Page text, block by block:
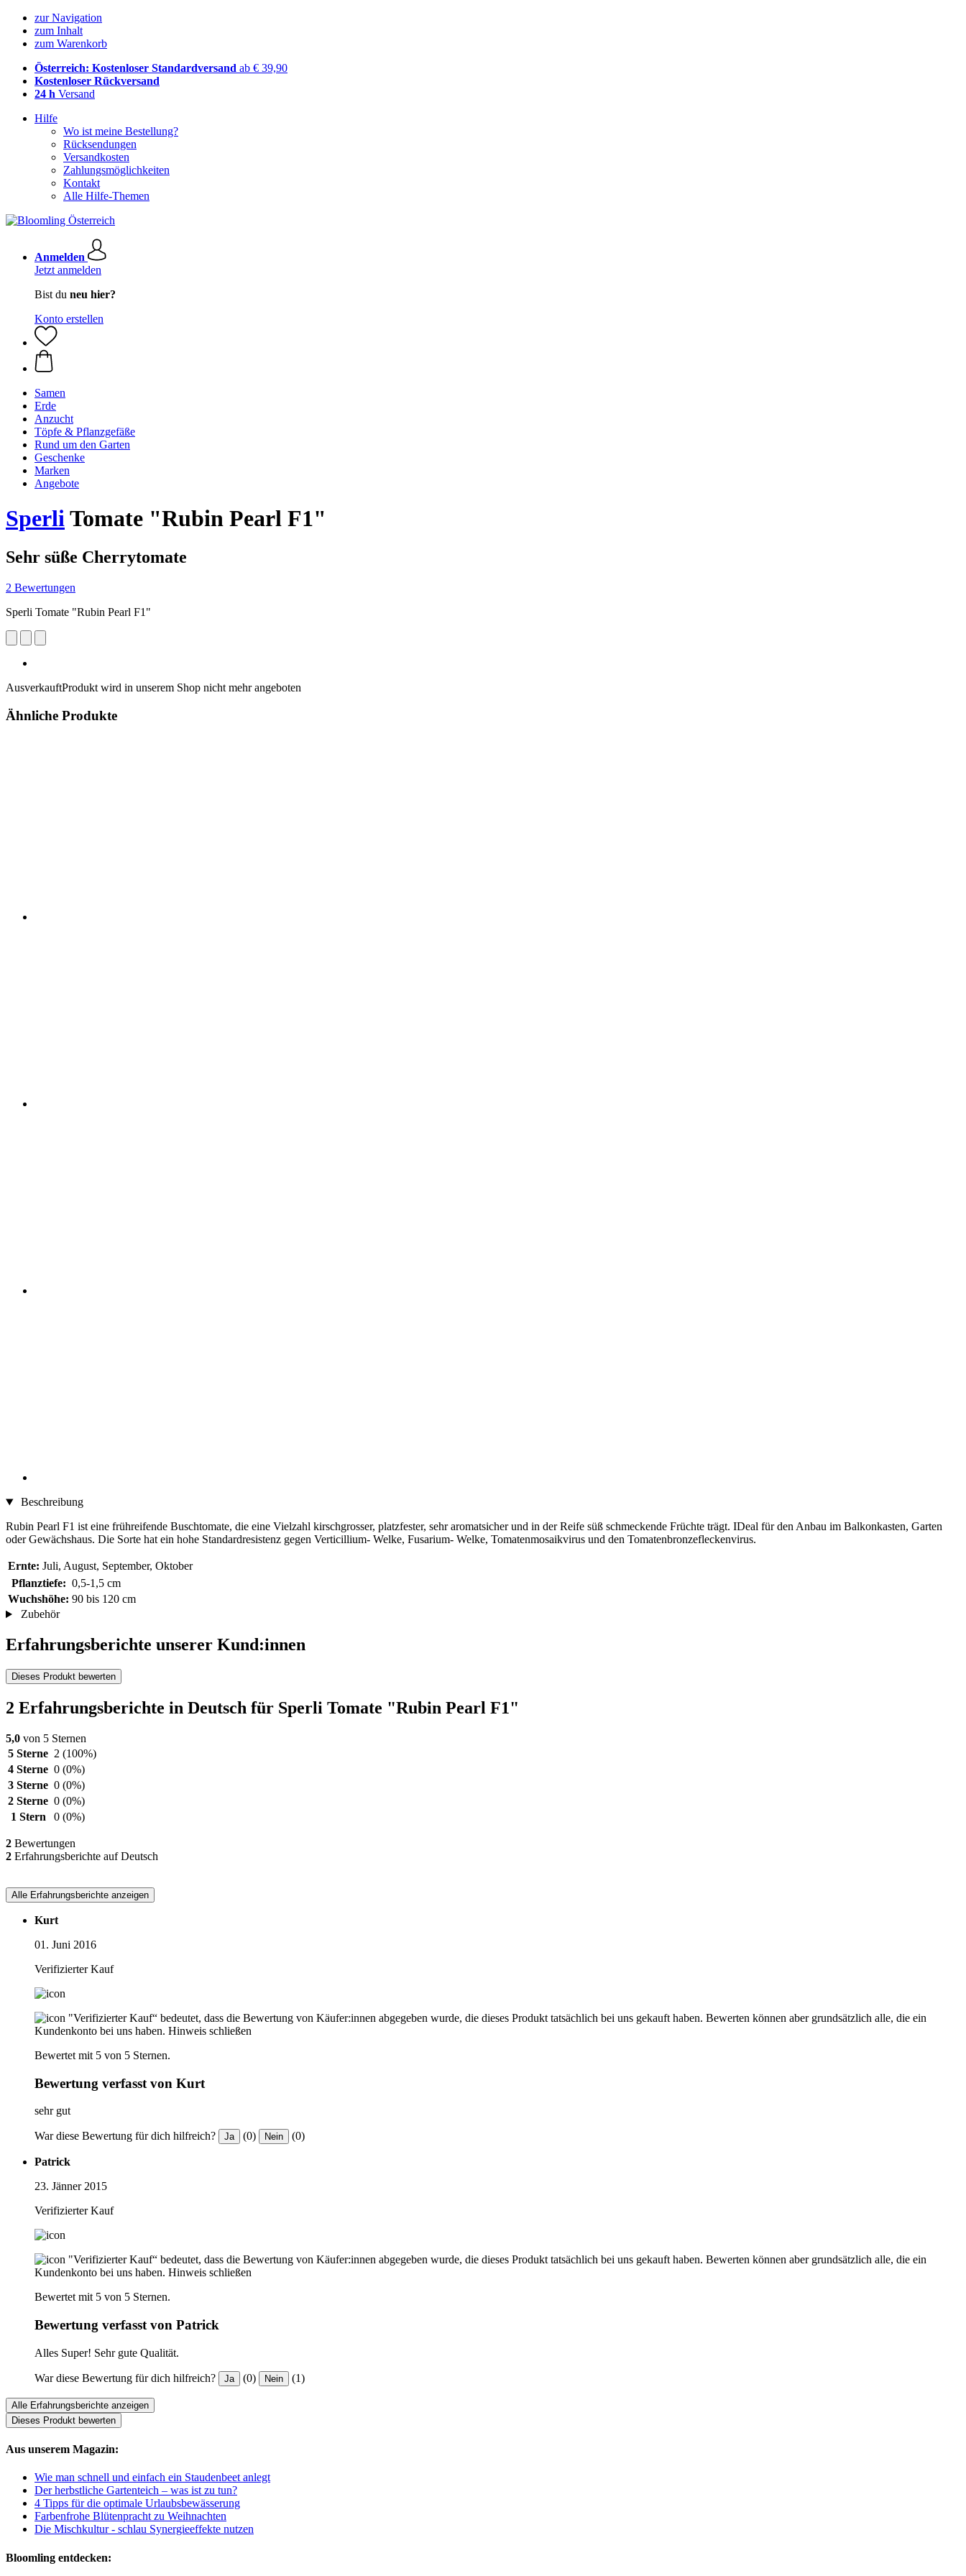
zur Navigation
zum Inhalt
zum Warenkorb
Österreich: Kostenloser Standardversand ab € 39,90
Kostenloser Rückversand
24 h Versand
Hilfe
Wo ist meine Bestellung?
Rücksendungen
Versandkosten
Zahlungsmöglichkeiten
Kontakt
Alle Hilfe-Themen
Anmelden
Jetzt anmelden
Bist du neu hier?
Konto erstellen
Samen
Erde
Anzucht
Töpfe & Pflanzgefäße
Rund um den Garten
Geschenke
Marken
Angebote
SperliTomate "Rubin Pearl F1"
Sehr süße Cherrytomate
2 Bewertungen
Sperli Tomate "Rubin Pearl F1"
AusverkauftProdukt wird in unserem Shop nicht mehr angeboten
Ähnliche Produkte
Beschreibung
Rubin Pearl F1 ist eine frühreifende Buschtomate, die eine Vielzahl kirschgrosser, platzfester, sehr aromatsicher und in der Reife süß schmeckende Früchte trägt. IDeal für den Anbau im Balkonkasten, Garten
oder Gewächshaus. Die Sorte hat ein hohe Standardresistenz gegen Verticillium- Welke, Fusarium- Welke, Tomatenmosaikvirus und den Tomatenbronzefleckenvirus.
Ernte: Juli, August, September, Oktober
Pflanztiefe: 0,5-1,5 cm
Wuchshöhe: 90 bis 120 cm
Zubehör
Erfahrungsberichte unserer Kund:innen
Dieses Produkt bewerten
2 Erfahrungsberichte in Deutsch für Sperli Tomate "Rubin Pearl F1"
5,0 von 5 Sternen
5 Sterne 2 (100%)
4 Sterne 0 (0%)
3 Sterne 0 (0%)
2 Sterne 0 (0%)
1 Stern
0 (0%)
2 Bewertungen
2 Erfahrungsberichte auf Deutsch
Alle Erfahrungsberichte anzeigen
Kurt
01. Juni 2016
Verifizierter Kauf
"Verifizierter Kauf“ bedeutet, dass die Bewertung von Käufer:innen abgegeben wurde, die dieses Produkt tatsächlich bei uns gekauft haben. Bewerten können aber grundsätzlich alle, die ein
Kundenkonto bei uns haben. Hinweis schließen
Bewertet mit 5 von 5 Sternen.
Bewertung verfasst von Kurt
sehr gut
War diese Bewertung für dich hilfreich? Ja (0) Nein (0)
Patrick
23. Jänner 2015
Verifizierter Kauf
"Verifizierter Kauf“ bedeutet, dass die Bewertung von Käufer:innen abgegeben wurde, die dieses Produkt tatsächlich bei uns gekauft haben. Bewerten können aber grundsätzlich alle, die ein
Kundenkonto bei uns haben. Hinweis schließen
Bewertet mit 5 von 5 Sternen.
Bewertung verfasst von Patrick
Alles Super! Sehr gute Qualität.
War diese Bewertung für dich hilfreich? Ja (0) Nein (1)
Alle Erfahrungsberichte anzeigen
Dieses Produkt bewerten
Aus unserem Magazin:
Wie man schnell und einfach ein Staudenbeet anlegt
Der herbstliche Gartenteich – was ist zu tun?
4 Tipps für die optimale Urlaubsbewässerung
Farbenfrohe Blütenpracht zu Weihnachten
Die Mischkultur - schlau Synergieeffekte nutzen
Bloomling entdecken: